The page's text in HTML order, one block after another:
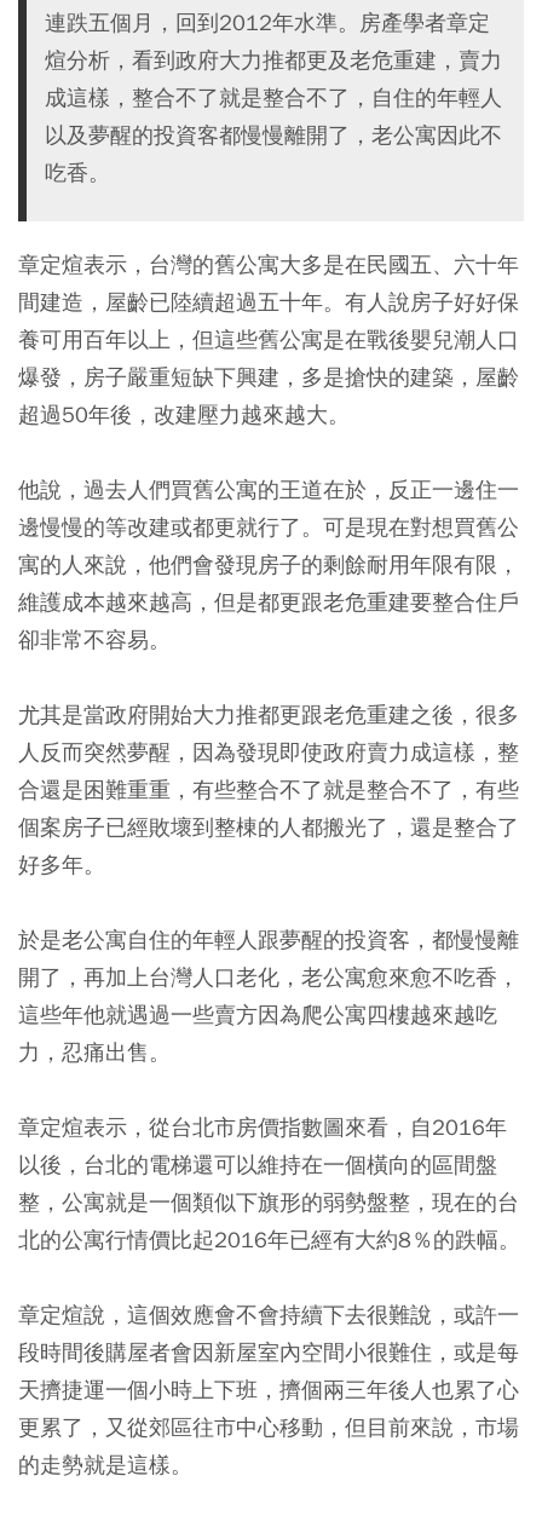
連跌五個月，回到2012年水準。房產學者章定
煊分析，看到政府大力推都更及老危重建，賣力
成這樣，整合不了就是整合不了，自住的年輕人
以及夢醒的投資客都慢慢離開了，老公寓因此不
吃香。
章定煊表示，台灣的舊公寓大多是在民國五、六十年
間建造，屋齡已陸續超過五十年。有人說房子好好保
養可用百年以上，但這些舊公寓是在戰後嬰兒潮人口
爆發，房子嚴重短缺下興建，多是搶快的建築，屋齡
超過50年後，改建壓力越來越大。
他說，過去人們買舊公寓的王道在於，反正一邊住一
邊慢慢的等改建或都更就行了。可是現在對想買舊公
寓的人來說，他們會發現房子的剩餘耐用年限有限，
維護成本越來越高，但是都更跟老危重建要整合住戶
卻非常不容易。
尤其是當政府開始大力推都更跟老危重建之後，很多
人反而突然夢醒，因為發現即使政府賣力成這樣，整
合還是困難重重，有些整合不了就是整合不了，有些
個案房子已經敗壞到整棟的人都搬光了，還是整合了
好多年。
於是老公寓自住的年輕人跟夢醒的投資客，都慢慢離
開了，再加上台灣人口老化，老公寓愈來愈不吃香，
這些年他就遇過一些賣方因為爬公寓四樓越來越吃
力，忍痛出售。
章定煊表示，從台北市房價指數圖來看，自2016年
以後，台北的電梯還可以維持在一個橫向的區間盤
整，公寓就是一個類似下旗形的弱勢盤整，現在的台
北的公寓行情價比起2016年已經有大約8％的跌幅。
章定煊說，這個效應會不會持續下去很難說，或許一
段時間後購屋者會因新屋室內空間小很難住，或是每
天擠捷運一個小時上下班，擠個兩三年後人也累了心
更累了，又從郊區往市中心移動，但目前來說，市場
的走勢就是這樣。